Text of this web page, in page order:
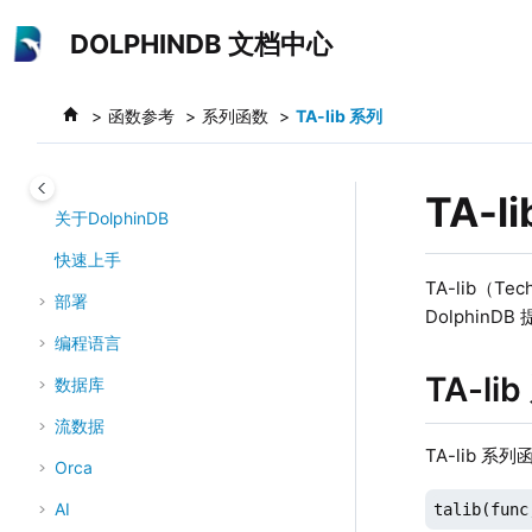
DOLPHINDB 文档中心
函数参考 系列函数 TA-lib 系列
关于DolphinDB
快速上手
部署
编程语言
数据库
流数据
Orca
AI
TA-
TA-lib（
DolphinDB
TA-lib
TA-lib 系列